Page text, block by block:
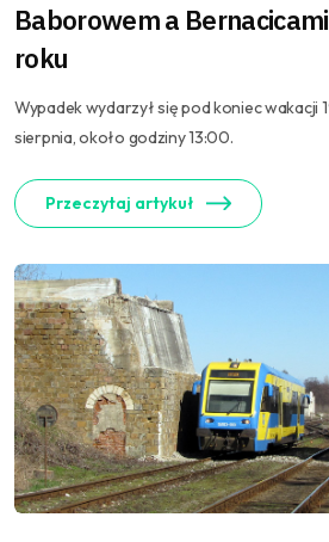
Baborowem a
roku
Wypadek wydarzył się pod koniec wakacji
sierpnia, około godziny 13:00.
Przeczytaj artykuł